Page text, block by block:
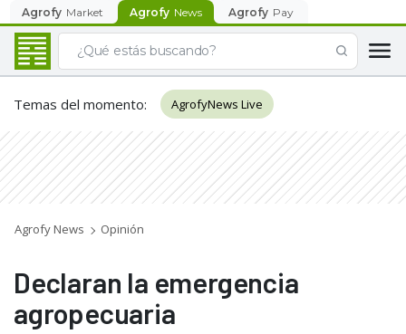
Agrofy Market Agrofy News Agrofy Pay
Temas del momento: AgrofyNews Live
Agrofy News Opinión
Declaran la emergencia
agropecuaria